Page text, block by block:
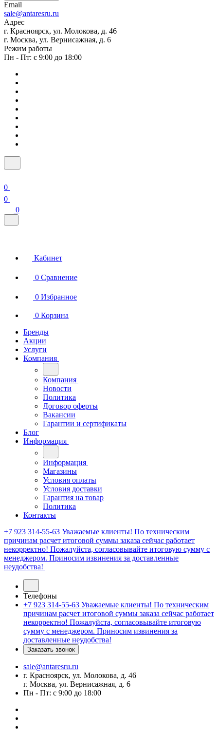
Email
sale@antaresru.ru
Адрес
г. Красноярск, ул. Молокова, д. 46
г. Москва, ул. Вернисажная, д. 6
Режим работы
Пн - Пт: с 9:00 до 18:00
0
0
0
Кабинет
0 Сравнение
0 Избранное
0 Корзина
Бренды
Акции
Услуги
Компания
Компания
Новости
Политика
Договор оферты
Вакансии
Гарантии и сертификаты
Блог
Информация
Информация
Магазины
Условия оплаты
Условия доставки
Гарантия на товар
Политика
Контакты
+7 923 314-55-63 Уважаемые клиенты! По техническим
причинам расчет итоговой суммы заказа сейчас работает
некорректно! Пожалуйста, согласовывайте итоговую сумму с
менеджером. Приносим извинения за доставленные
неудобства!
Телефоны
+7 923 314-55-63 Уважаемые клиенты! По техническим
причинам расчет итоговой суммы заказа сейчас работает
некорректно! Пожалуйста, согласовывайте итоговую
сумму с менеджером. Приносим извинения за
доставленные неудобства!
Заказать звонок
sale@antaresru.ru
г. Красноярск, ул. Молокова, д. 46
г. Москва, ул. Вернисажная, д. 6
Пн - Пт: с 9:00 до 18:00